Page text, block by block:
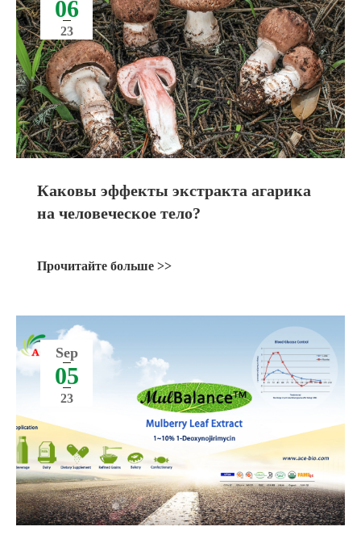
06
23
Каковы эффекты экстракта агарика
на человеческое тело?
Прочитайте больше >>
Sep
05
23